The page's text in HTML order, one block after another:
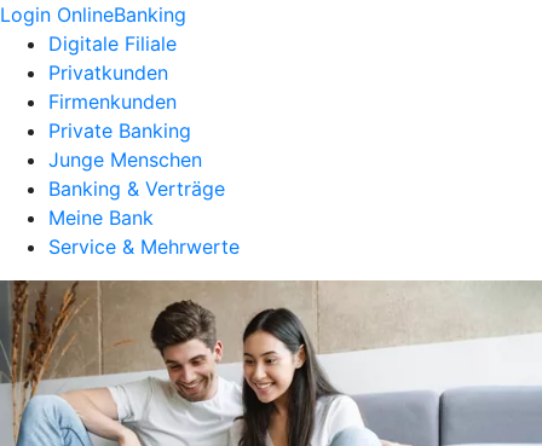
Login OnlineBanking
Digitale Filiale
Privatkunden
Firmenkunden
Private Banking
Junge Menschen
Banking & Verträge
Meine Bank
Service & Mehrwerte